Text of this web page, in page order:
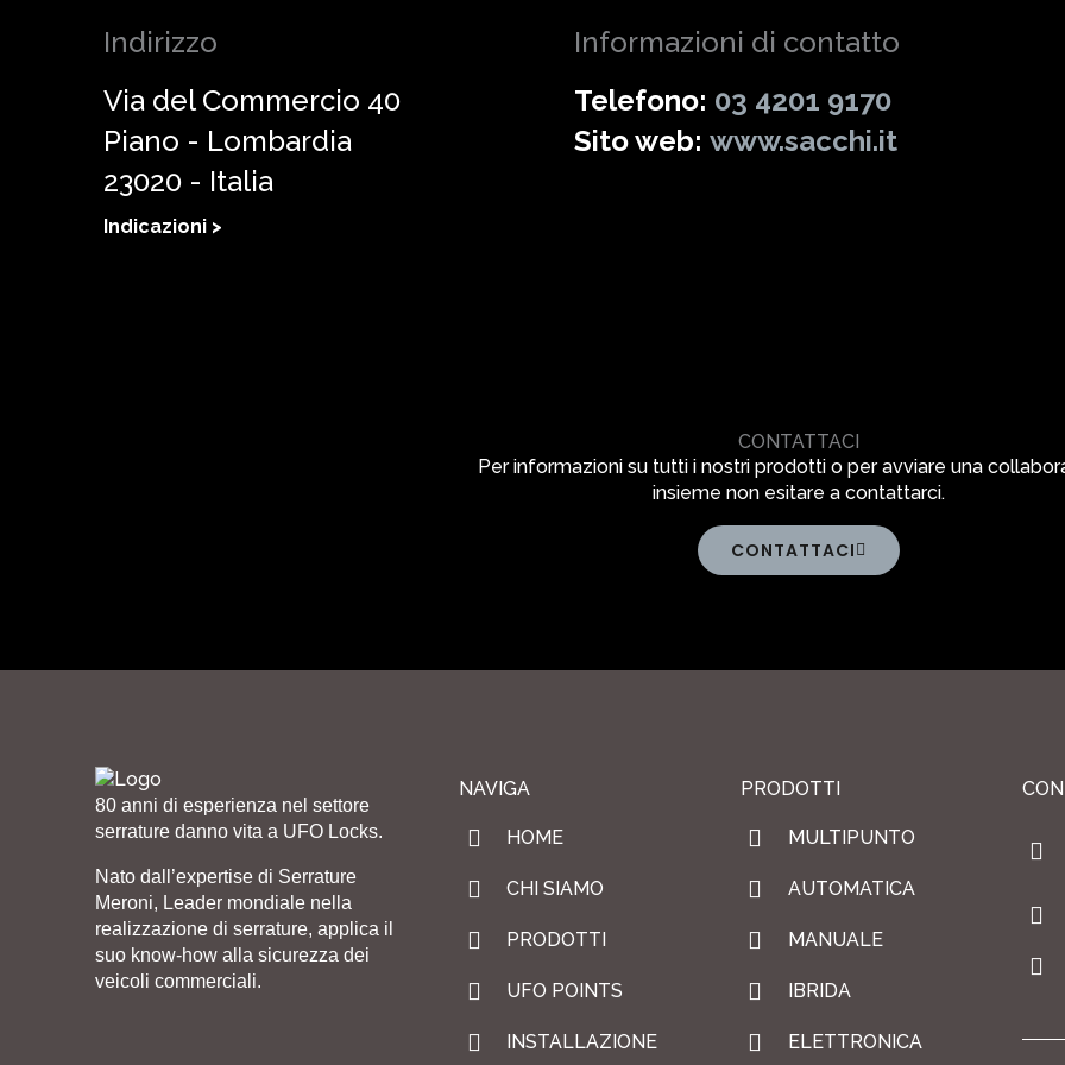
Indirizzo
Via del Commercio 40
Piano - Lombardia
23020 - Italia
Indicazioni >
Informazioni di contatto
Telefono: 03 4201 9170
Sito web: www.sacchi.it
CONTATTACI
Per informazioni su tutti i nostri prodotti o per avviare una
insieme non esitare a contattarci.
CONTATTACI
80 anni di esperienza nel settore
serrature danno vita a UFO Locks.
Nato dall’expertise di Serrature
Meroni, Leader mondiale nella
realizzazione di serrature, applica il
suo know-how alla sicurezza dei
veicoli commerciali.
NAVIGA
HOME
CHI SIAMO
PRODOTTI
UFO POINTS
INSTALLAZIONE
PRODOTTI
MULTIPUNTO
AUTOMATICA
MANUALE
IBRIDA
ELETTRONICA